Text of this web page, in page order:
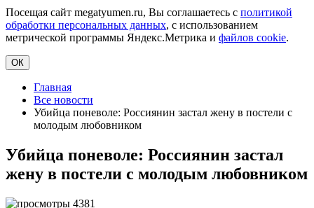
Посещая сайт megatyumen.ru, Вы соглашаетесь с политикой
обработки персональных данных, с использованием
метрической программы Яндекс.Метрика и файлов cookie.
ОК
Главная
Все новости
Убийца поневоле: Россиянин застал жену в постели с
молодым любовником
Убийца поневоле: Россиянин застал
жену в постели с молодым любовником
4381